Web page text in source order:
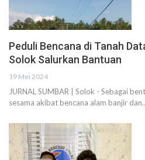
Peduli Bencana di Tanah
Solok Salurkan Bantuan
19 Mei 2024
JURNAL SUMBAR | Solok - Sebagai
sesama akibat bencana alam banjir